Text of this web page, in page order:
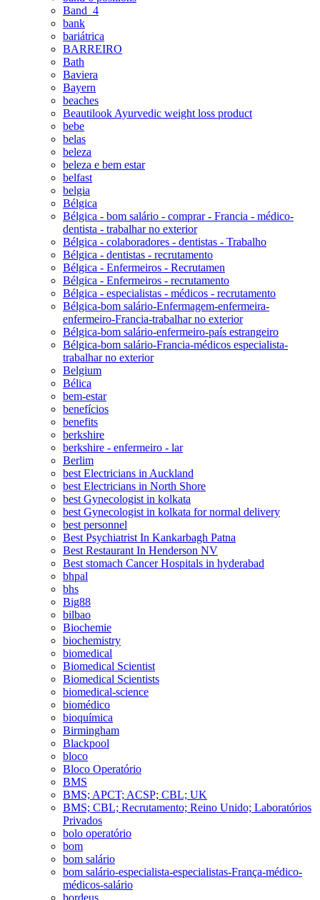
Band_4
bank
bariátrica
BARREIRO
Bath
Baviera
Bayern
beaches
Beautilook Ayurvedic weight loss product
bebe
belas
beleza
beleza e bem estar
belfast
belgia
Bélgica
Bélgica - bom salário - comprar - Francia - médico-
dentista - trabalhar no exterior
Bélgica - colaboradores - dentistas - Trabalho
Bélgica - dentistas - recrutamento
Bélgica - Enfermeiros - Recrutamen
Bélgica - Enfermeiros - recrutamento
Bélgica - especialistas - médicos - recrutamento
Bélgica-bom salário-Enfermagem-enfermeira-
enfermeiro-Francia-trabalhar no exterior
Bélgica-bom salário-enfermeiro-país estrangeiro
Bélgica-bom salário-Francia-médicos especialista-
trabalhar no exterior
Belgium
Bélica
bem-estar
benefícios
benefits
berkshire
berkshire - enfermeiro - lar
Berlim
best Electricians in Auckland
best Electricians in North Shore
best Gynecologist in kolkata
best Gynecologist in kolkata for normal delivery
best personnel
Best Psychiatrist In Kankarbagh Patna
Best Restaurant In Henderson NV
Best stomach Cancer Hospitals in hyderabad
bhpal
bhs
Big88
bilbao
Biochemie
biochemistry
biomedical
Biomedical Scientist
Biomedical Scientists
biomedical-science
biomédico
bioquímica
Birmingham
Blackpool
bloco
Bloco Operatório
BMS
BMS; APCT; ACSP; CBL; UK
BMS; CBL; Recrutamento; Reino Unido; Laboratórios
Privados
bolo operatório
bom
bom salário
bom salário-especialista-especialistas-França-médico-
médicos-salário
bordeus